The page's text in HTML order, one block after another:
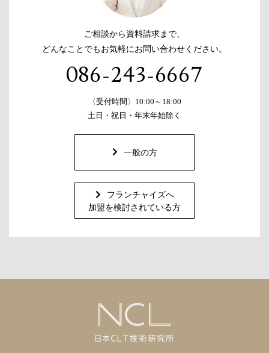
ご相談から資料請求まで、
どんなことでもお気軽にお問い合わせください。
086-243-6667
〈受付時間〉10:00～18:00
土日・祝日・年末年始除く
一般の方
フランチャイズへ
加盟を検討されている方